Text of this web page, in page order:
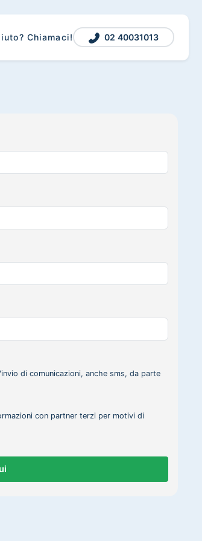
Chiamaci! 02 40031013
di comunicazioni, anche sms, da parte
con partner terzi per motivi di